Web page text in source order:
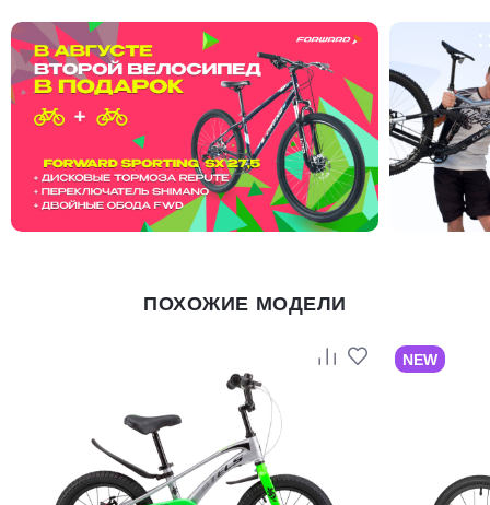
ПОХОЖИЕ МОДЕЛИ
NEW